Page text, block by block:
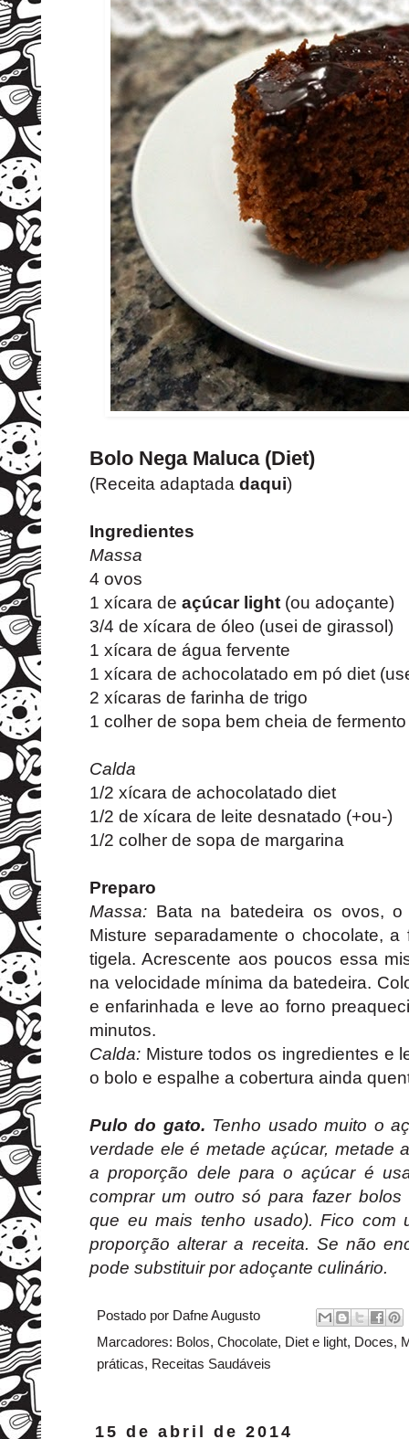
Bolo Nega Maluca (Diet)
(Receita adaptada daqui)
Ingredientes
Massa
4 ovos
1 xícara de açúcar light (ou adoçante)
3/4 de xícara de óleo (usei de girassol)
1 xícara de água fervente
1 xícara de achocolatado em pó diet
2 xícaras de farinha de trigo
1 colher de sopa bem cheia de
Calda
1/2 xícara de achocolatado diet
1/2 de xícara de leite desnatado (+ou-)
1/2 colher de sopa de margarina
Preparo
Massa: Bata na batedeira os ovos,
Misture separadamente o chocolate,
tigela. Acrescente aos poucos essa
na velocidade mínima da batedeira.
e enfarinhada e leve ao forno
minutos.
Calda: Misture todos os ingredientes e
o bolo e espalhe a cobertura ainda
Pulo do gato. Tenho usado muito o
verdade ele é metade açúcar, metade
a proporção dele para o açúcar é
comprar um outro só para fazer
que eu mais tenho usado). Fico com
proporção alterar a receita. Se não
pode substituir por adoçante culinário.
Postado por Dafne Augusto
Marcadores: Bolos, Chocolate, Diet e light, Doces,
práticas, Receitas Saudáveis
15 de abril de 2014